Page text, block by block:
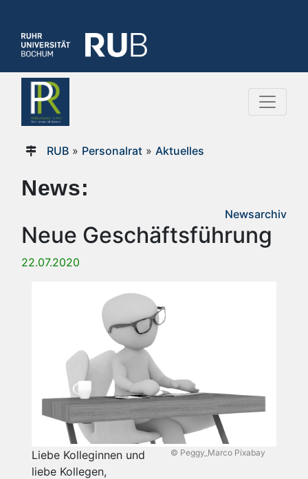
RUB» Personalrat» Aktuelles
News:
Newsarchiv
Neue Geschäftsführung
22.07.2020
© Peggy_Marco Pixabay
Liebe Kolleginnen und
liebe Kollegen,